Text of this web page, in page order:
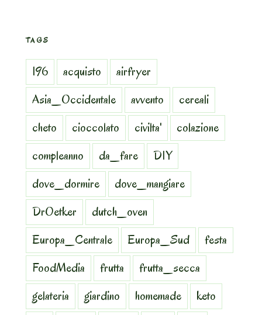
TAGS
196 acquisto
airfryer
Asia_Occidentale
avvento
cereali
cheto
cioccolato civilta'
colazione
compleanno
da_fare
DIY
dove_dormire
dove_mangiare
DrOetker
dutch_oven
Europa_Centrale
Europa_Sud
festa
FoodMedia
frutta
frutta_secca
gelateria
giardino homemade
keto